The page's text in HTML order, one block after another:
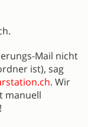
Mail nicht
ist), sag
. Wir
manuell